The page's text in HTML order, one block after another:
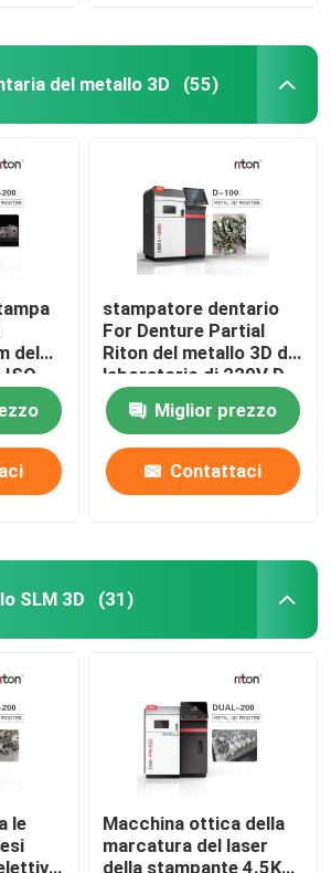
del metallo 3D (55)
del
stampatore dentario
For Denture Partial
Riton del metallo 3D del
laboratorio di 220V D-
100
Miglior prezzo
Contattaci
SLM 3D (31)
le
Macchina ottica della
marcatura del laser
della stampante 4.5KW